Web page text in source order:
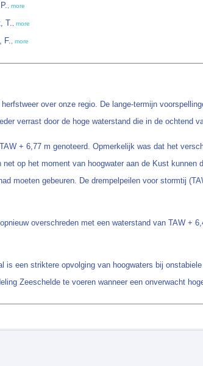
more
T. more
F. more
over onze regio. De lange-termijn
verrast door de hoge waterstand die in de ochtend
+ 6,77 m genoteerd. Opmerkelijk was dat het
op het moment van hoogwater aan de Kust
moeten gebeuren. De drempelpeilen voor stormtij
overschreden met een waterstand van TAW +
een striktere opvolging van hoogwaters bij
Zeeschelde te voeren wanneer een onverwacht